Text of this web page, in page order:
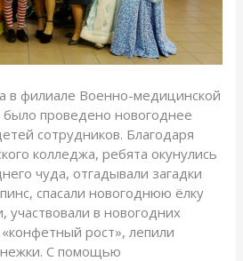
в филиале Военно-медицинской
было проведено новогоднее
сотрудников. Благодаря
колледжа, ребята окунулись
чуда, отгадывали загадки
спасали новогоднюю ёлку
участвовали в новогодних
рост», лепили
С помощью